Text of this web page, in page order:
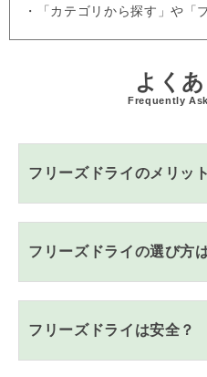
・「カテゴリから探す」や「
よく
Frequently
フリーズドライのメリッ
フリーズドライの選び方
フリーズドライは安全？